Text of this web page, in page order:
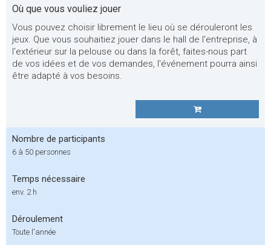
Où que vous vouliez jouer
Vous pouvez choisir librement le lieu où se dérouleront les
jeux. Que vous souhaitiez jouer dans le hall de l'entreprise, à
l'extérieur sur la pelouse ou dans la forêt, faites-nous part
de vos idées et de vos demandes, l'événement pourra ainsi
être adapté à vos besoins.
Nombre de participants
6 à 50 personnes
Temps nécessaire
env. 2 h
Déroulement
Toute l'année